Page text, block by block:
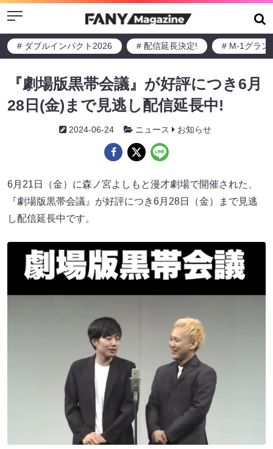
Menu
# ダブルインパクト2026 # 配信延長決定! # M-1グラン
『劇場版黒帯会議』が好評につき6月
28日(金)まで見逃し配信延長中!
2024-06-24 ニュース お知らせ
6月21日（金）に森ノ宮よしもと漫才劇場で開催された、
『劇場版黒帯会議』が好評につき6月28日（金）まで見逃
し配信延長中です。